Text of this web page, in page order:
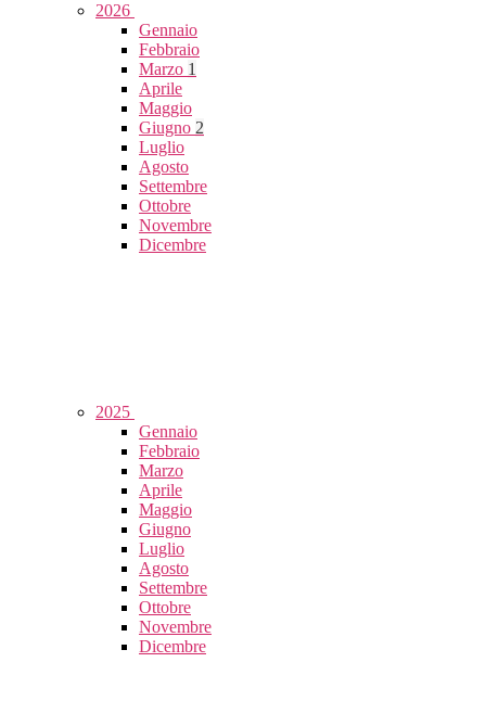
2026
Gennaio
Febbraio
Marzo 1
Aprile
Maggio
Giugno 2
Luglio
Agosto
Settembre
Ottobre
Novembre
Dicembre
2025
Gennaio
Febbraio
Marzo
Aprile
Maggio
Giugno
Luglio
Agosto
Settembre
Ottobre
Novembre
Dicembre